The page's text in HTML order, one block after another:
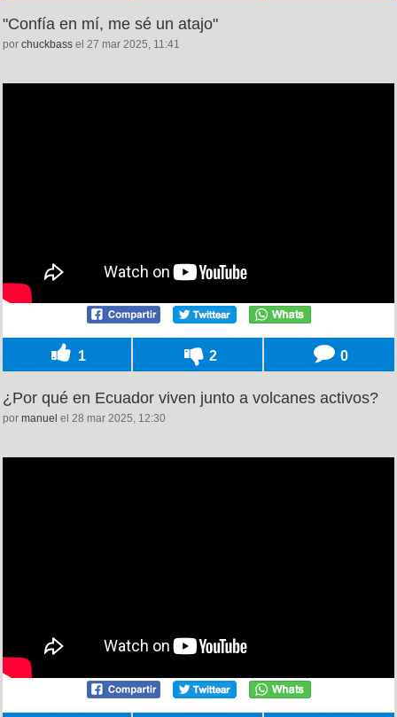
"Confía en mí, me sé un atajo"
por chuckbass el 27 mar 2025, 11:41
1 2 0
¿Por qué en Ecuador viven junto a volcanes activos?
por manuel el 28 mar 2025, 12:30